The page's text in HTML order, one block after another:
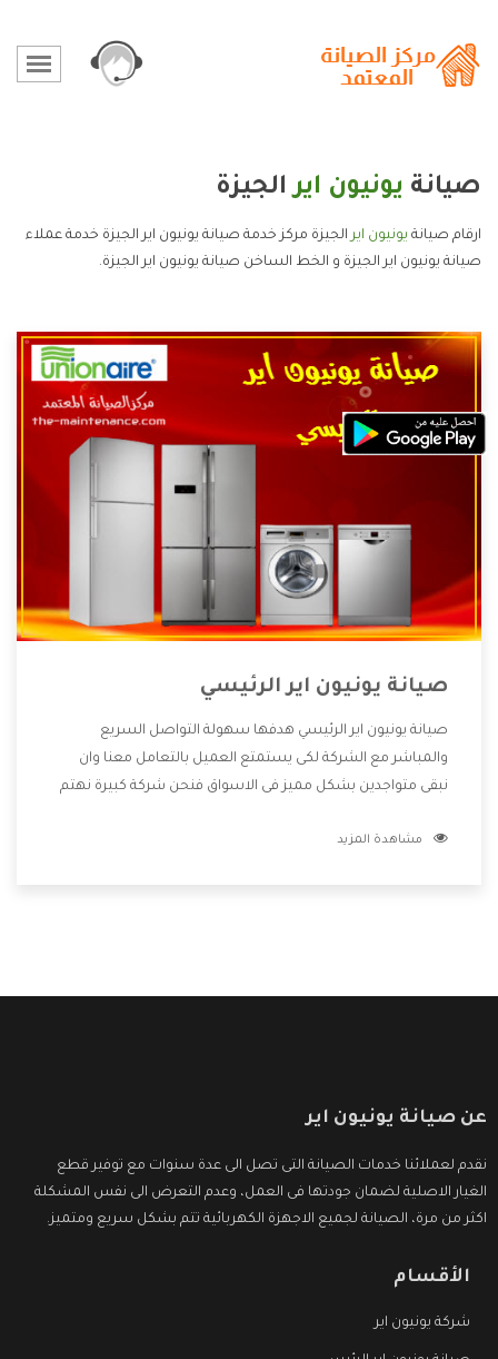
صيانة يونيون ايرالجيزة
ارقام صيانة يونيون ايرالجيزة مركز خدمة صيانة يونيون اير الجيزة خدمة عملاء
صيانة يونيون اير الجيزة و الخط الساخن صيانة يونيون اير الجيزة.
صيانة يونيون اير الرئيسي
صيانة يونيون اير الرئيسي هدفها سهولة التواصل السريع
والمباشر مع الشركة لكى يستمتع العميل بالتعامل معنا وان
نبقى متواجدين بشكل مميز فى الاسواق فنحن شركة كبيرة نهتم
الشركة بها والتى تكون منها خدمة الصيانة التى تكون من أهم
مشاهدة المزيد
عن صيانة يونيون اير
نقدم لعملائنا خدمات الصيانة التى تصل الى عدة سنوات مع توفير قطع
الغيار الاصلية لضمان جودتها فى العمل، وعدم التعرض الى نفس المشكلة
اكثر من مرة، الصيانة لجميع الاجهزة الكهربائية تتم بشكل سريع ومتميز.
الأقسام
شركة يونيون اير